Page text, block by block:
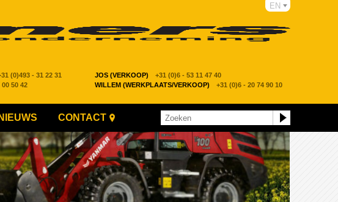
(0)493 - 31 22 31 JOS (VERKOOP)
+31 (0)6 - 53 11 47 40
00 50 42 WILLEM (WERKPLAATS/VERKOOP) +31 (0)6 - 20 74 90 10
EN
NIEUWS CONTACT